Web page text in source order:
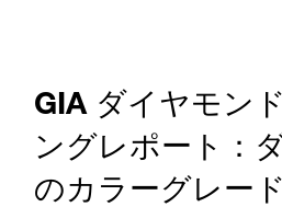
GIA ダイヤモン
ングレポート：
のカラーグレー